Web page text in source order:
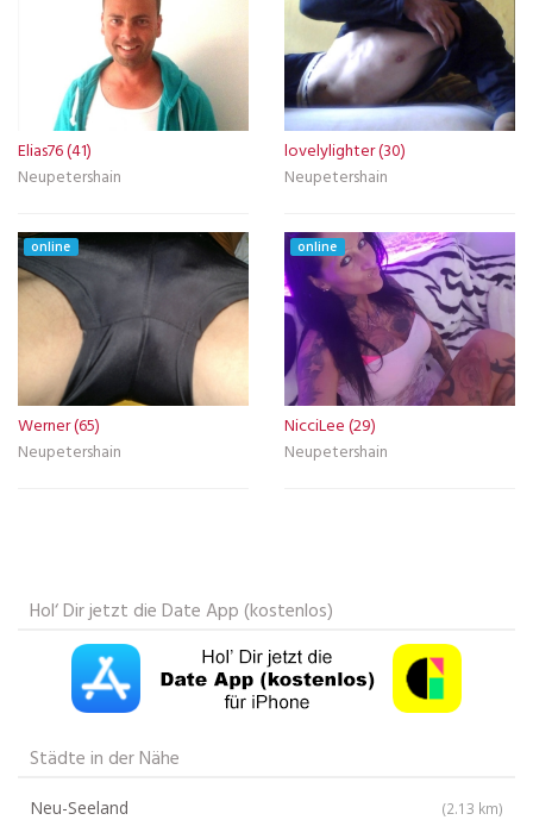
Elias76 (41)
Neupetershain
lovelylighter (30)
Neupetershain
online
Werner (65)
Neupetershain
online
NicciLee (29)
Neupetershain
Hol‘ Dir jetzt die Date App (kostenlos)
Städte in der Nähe
Neu-Seeland (2.13 km)